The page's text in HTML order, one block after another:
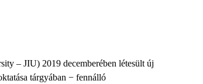
– JIU) 2019 decemberében létesült új
tárgyában − fennálló